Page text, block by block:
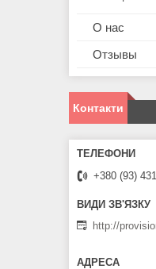
О нас
Отзывы
Контакти
+380 (93)
http://